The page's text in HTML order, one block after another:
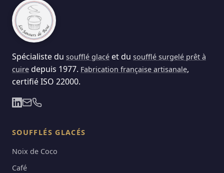
Spécialiste du soufflé glacé et du soufflé surgelé prêt à
cuire depuis 1977. Fabrication française artisanale,
certifié ISO 22000.
SOUFFLÉS GLACÉS
Noix de Coco
Café